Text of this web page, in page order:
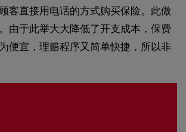
客直接用电话的方式购买保险。此做
由于此举大大降低了开支成本，保费
便宜，理赔程序又简单快捷，所以非